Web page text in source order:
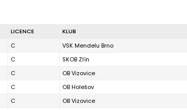
LICENCE KLUB
C VSK Mendelu Brno
C SKOB Zlín
C OB Vizovice
C OB Holešov
C OB Vizovice